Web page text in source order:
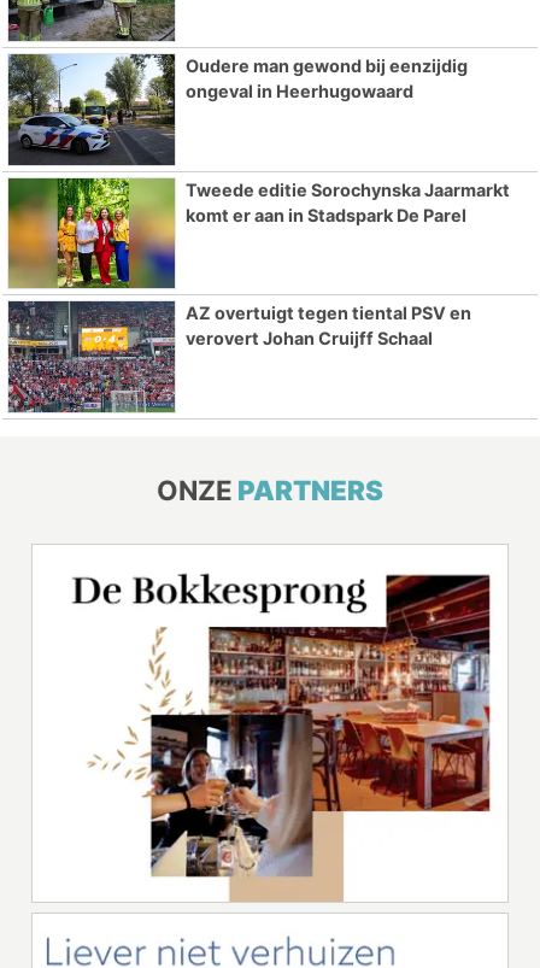
Oudere man gewond bij eenzijdig
ongeval in Heerhugowaard
Tweede editie Sorochynska Jaarmarkt
komt er aan in Stadspark De Parel
AZ overtuigt tegen tiental PSV en
verovert Johan Cruijff Schaal
ONZE PARTNERS